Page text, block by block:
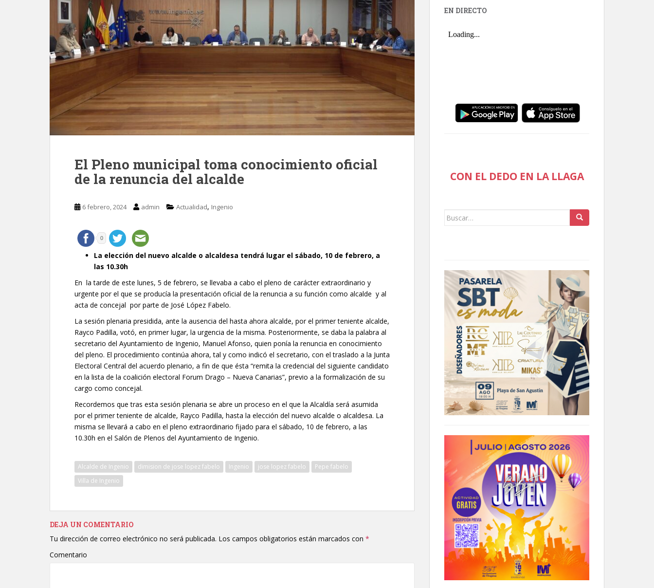
El Pleno municipal toma conocimiento oficial
de la renuncia del alcalde
6 febrero, 2024 admin Actualidad, Ingenio
0
La elección del nuevo alcalde o alcaldesa tendrá lugar el sábado, 10 de febrero, a
las 10.30h
En la tarde de este lunes, 5 de febrero, se llevaba a cabo el pleno de carácter extraordinario y
urgente por el que se producía la presentación oficial de la renuncia a su función como alcalde y al
acta de concejal por parte de José López Fabelo.
La sesión plenaria presidida, ante la ausencia del hasta ahora alcalde, por el primer teniente alcalde,
Rayco Padilla, votó, en primer lugar, la urgencia de la misma. Posteriormente, se daba la palabra al
secretario del Ayuntamiento de Ingenio, Manuel Afonso, quien ponía la renuncia en conocimiento
del pleno. El procedimiento continúa ahora, tal y como indicó el secretario, con el traslado a la Junta
Electoral Central del acuerdo plenario, a fin de que ésta “remita la credencial del siguiente candidato
en la lista de la coalición electoral Forum Drago – Nueva Canarias”, previo a la formalización de su
cargo como concejal.
Recordemos que tras esta sesión plenaria se abre un proceso en el que la Alcaldía será asumida
por el primer teniente de alcalde, Rayco Padilla, hasta la elección del nuevo alcalde o alcaldesa. La
misma se llevará a cabo en el pleno extraordinario fijado para el sábado, 10 de febrero, a las
10.30h en el Salón de Plenos del Ayuntamiento de Ingenio.
Alcalde de Ingenio dimision de jose lopez fabelo Ingenio jose lopez fabelo
Pepe fabelo
Villa de Ingenio
DEJA UN COMENTARIO
Tu dirección de correo electrónico no será publicada. Los campos obligatorios están marcados con *
Comentario
EN DIRECTO
CON EL DEDO EN LA LLAGA
Buscar: